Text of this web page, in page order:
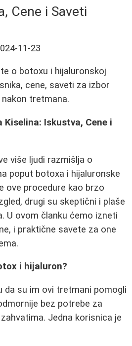
Cene i Saveti
11-23
o botoxu i hijaluronskoj
cene, saveti za izbor
tretmana.
Kiselina: Iskustva, Cene i
više ljudi razmišlja o
poput botoxa i hijaluronske
ove procedure kao brzo
drugi su skeptični i plaše
U ovom članku ćemo izneti
i praktične savete za one
i hijaluron?
da su im ovi tretmani pomogli
bez potrebe za
Jedna korisnica je